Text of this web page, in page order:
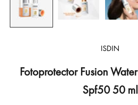
ISDIN
Fotoprotector Fusion
Spf50 50 ml